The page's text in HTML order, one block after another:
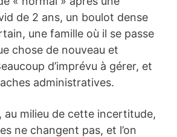
de 2 ans, un boulot dense
une famille où il se passe
chose de nouveau et
d’imprévu à gérer, et
administratives.
au milieu de cette incertitude,
ne changent pas, et l’on